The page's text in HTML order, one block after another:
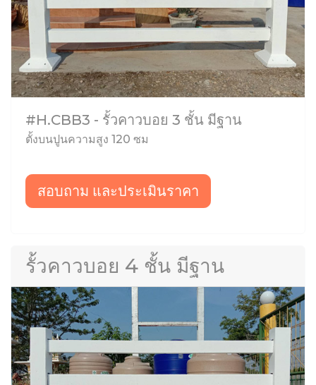
#H.CBB3 - รั้วคาวบอย 3 ชั้น มีฐาน
ตั้งบนปูนความสูง 120 ซม
สอบถาม และประเมินราคา
รั้วคาวบอย 4 ชั้น มีฐาน